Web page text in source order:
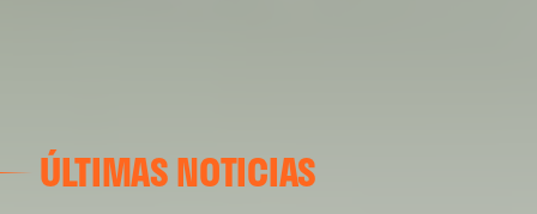
ÚLTIMAS NOTICIAS